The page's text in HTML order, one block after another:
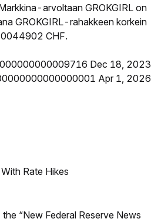
arvoltaan GROKGIRL on
GROKGIRL-rahakkeen korkein
CHF.
Dec 18, 2023
Apr 1, 2026
Rate Hikes
“New Federal Reserve News